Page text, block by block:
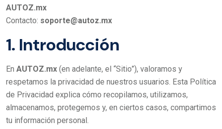
AUTOZ.mx
Contacto: soporte@autoz.mx
1. Introducción
En AUTOZ.mx (en adelante, el “Sitio”), valoramos y
respetamos la privacidad de nuestros usuarios. Esta Política
de Privacidad explica cómo recopilamos, utilizamos,
almacenamos, protegemos y, en ciertos casos, compartimos
tu información personal.